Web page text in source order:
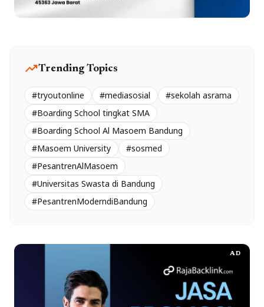
trending_upTrending Topics
#tryoutonline #mediasosial
#sekolah asrama
#Boarding School tingkat SMA
#Boarding School Al Masoem Bandung
#Masoem University
#sosmed
#PesantrenAlMasoem
#Universitas Swasta di Bandung
#PesantrenModerndiBandung
AD